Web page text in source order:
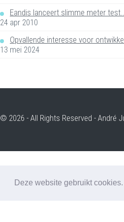
Deze website gebruikt cookies.
Eandis lanceert slimme meter test...
24 apr 2010
Opvallende interesse voor
13 mei 2024
© 2026 - All Rights Reserved - André